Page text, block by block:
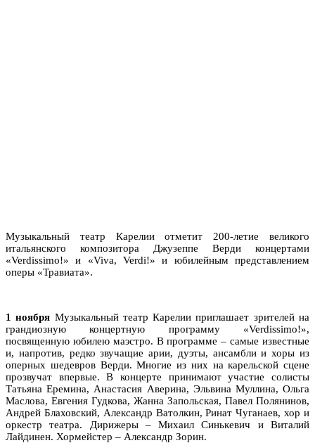
Музыкальный театр Карелии отметит 200-летие великого
итальянского композитора Джузеппе Верди концертами
«Verdissimo!» и «Viva, Verdi!» и юбилейным представлением
оперы «Травиата».
1 ноября Музыкальный театр Карелии приглашает зрителей на
грандиозную концертную программу «Verdissimo!»,
посвященную юбилею маэстро. В программе – самые известные
и, напротив, редко звучащие арии, дуэты, ансамбли и хоры из
оперных шедевров Верди. Многие из них на карельской сцене
прозвучат впервые. В концерте принимают участие солисты
Татьяна Еремина, Анастасия Аверина, Эльвина Муллина, Ольга
Маслова, Евгения Гудкова, Жанна Запольская, Павел Полянинов,
Андрей Блаховский, Александр Ватолкин, Ринат Чуганаев, хор и
оркестр театра. Дирижеры – Михаил Синькевич и Виталий
Лайдинен. Хормейстер – Александр Зорин.